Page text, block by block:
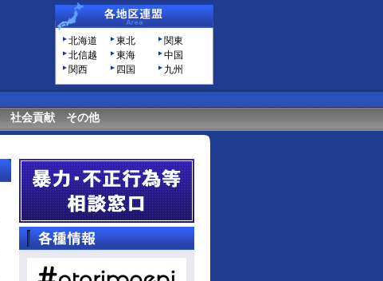
北海道 東北
関東
北信越
東海
中国
関西
四国 九州
社会貢献 その他